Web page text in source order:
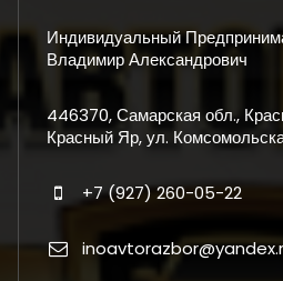
Индивидуальный
Владимир Александрович
446370, Самарская обл.,
Красный Яр, ул.
+7 (927) 260-05-22